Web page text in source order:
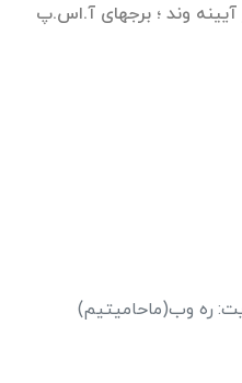
آیینه وند ؛ برجهای آ.اس.پ
: ره وب(ماحامیتیم)